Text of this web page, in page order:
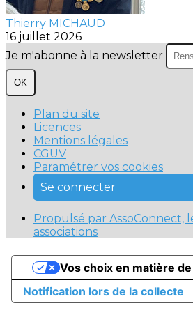
Thierry MICHAUD
16 juillet 2026
Je m'abonne à la newsletter
OK
Plan du site
Licences
Mentions légales
CGUV
Paramétrer vos cookies
Se connecter
Propulsé par AssoConnect,
associations
Notification lors de la collecte
Vos choix en matière